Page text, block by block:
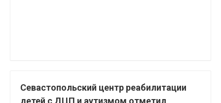
Севастопольский центр реабилитации
детей с ДЦП и аутизмом отметил